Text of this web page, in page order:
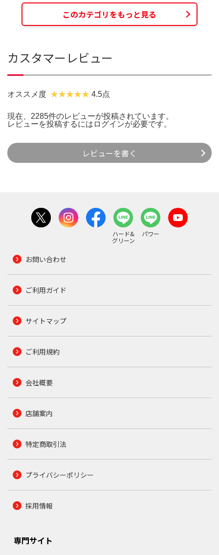
このカテゴリをもっと見る
カスタマーレビュー
オススメ度 4.5点
現在、2285件のレビューが投稿されています。
レビューを投稿するには ログインが必要です。
レビューを書く
ハード&
グリーン
パワー
お問い合わせ
ご利用ガイド
サイトマップ
ご利用規約
会社概要
店舗案内
特定商取引法
プライバシーポリシー
採用情報
専門サイト